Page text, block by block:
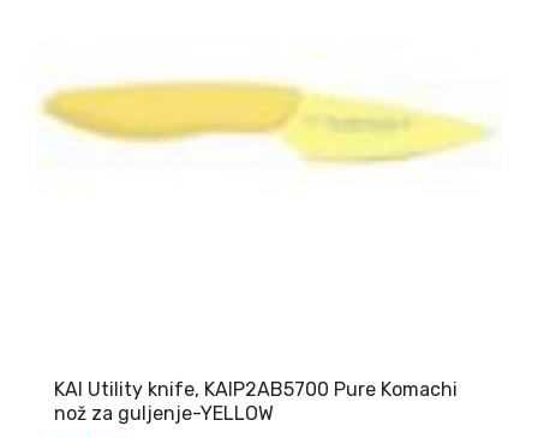
KAI Utility knife, KAIP2AB5700 Pure Komachi
nož za guljenje-YELLOW